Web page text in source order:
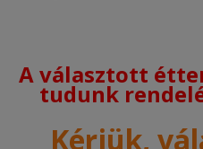
A választott
tudunk
Kérjük,